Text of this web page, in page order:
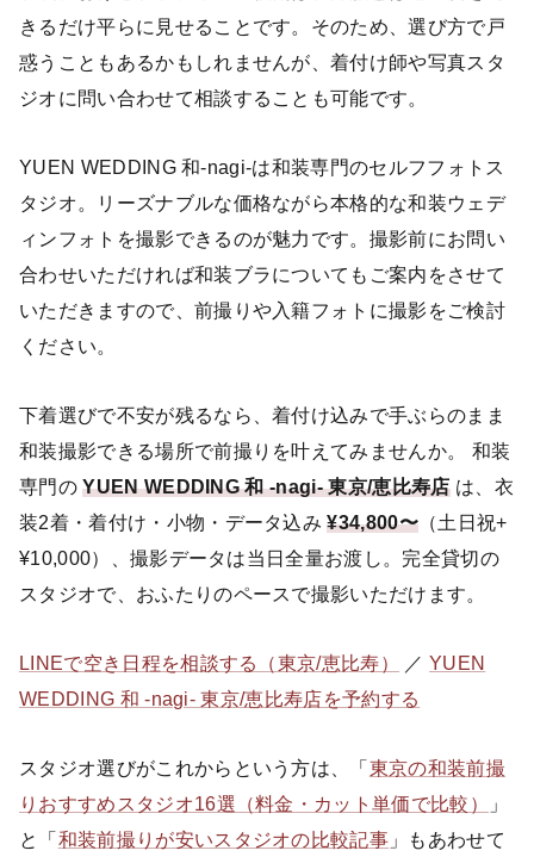
きるだけ平らに見せることです。そのため、選び方で戸
惑うこともあるかもしれませんが、着付け師や写真スタ
ジオに問い合わせて相談することも可能です。
YUEN WEDDING 和-nagi-は和装専門のセルフフォトス
タジオ。リーズナブルな価格ながら本格的な和装ウェデ
ィンフォトを撮影できるのが魅力です。撮影前にお問い
合わせいただければ和装ブラについてもご案内をさせて
いただきますので、前撮りや入籍フォトに撮影をご検討
ください。
下着選びで不安が残るなら、着付け込みで手ぶらのまま
和装撮影できる場所で前撮りを叶えてみませんか。 和装
専門のYUEN WEDDING 和 -nagi- 東京/恵比寿店は、衣
装2着・着付け・小物・データ込み¥34,800〜 （土日祝+
¥10,000）、撮影データは当日全量お渡し。完全貸切の
スタジオで、おふたりのペースで撮影いただけます。
LINEで空き日程を相談する（東京/恵比寿） ／YUEN
WEDDING 和 -nagi- 東京/恵比寿店を予約する
スタジオ選びがこれからという方は、「 東京の和装前撮
りおすすめスタジオ16選（料金・カット単価で比較）
」
と「 和装前撮りが安いスタジオの比較記事 」もあわせて